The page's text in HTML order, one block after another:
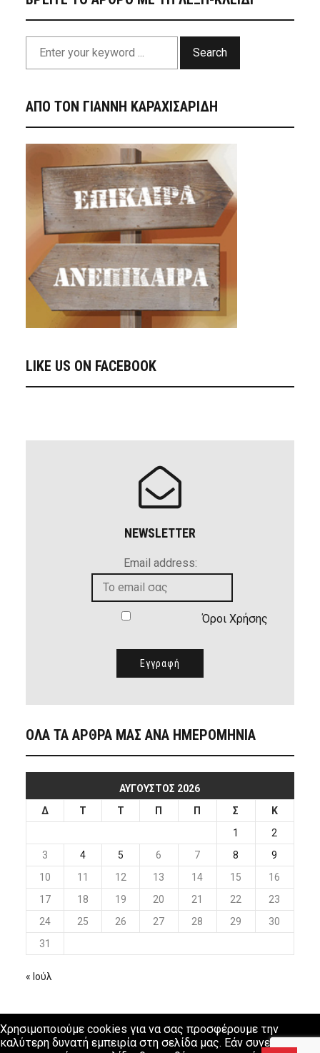
Search
ΑΠΟ ΤΟΝ ΓΙΑΝΝΗ ΚΑΡΑΧΙΣΑΡΙΔΗ
LIKE US ON FACEBOOK
NEWSLETTER
Email address:
Όροι Χρήσης
ΟΛΑ ΤΑ ΑΡΘΡΑ ΜΑΣ ΑΝΑ ΗΜΕΡΟΜΗΝΙΑ
ΑΎΓΟΥΣΤΟΣ 2026
Δ
Τ Τ Π Π Σ
Κ
1
2
3
4 5 6 7 8
9
10
11 12 13 14 15
16
17
18 19 20 21 22
23
24
25 26 27 28 29
30
31
« Ιούλ
Χρησιμοποιούμε cookies για να σας προσφέρουμε την
καλύτερη δυνατή εμπειρία στη σελίδα μας. Εάν συνεχίσετε να